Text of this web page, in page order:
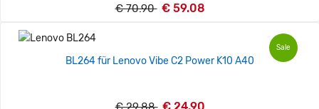
€ 70.90 € 59.08
Sale
BL264 für Lenovo Vibe C2 Power K10 A40